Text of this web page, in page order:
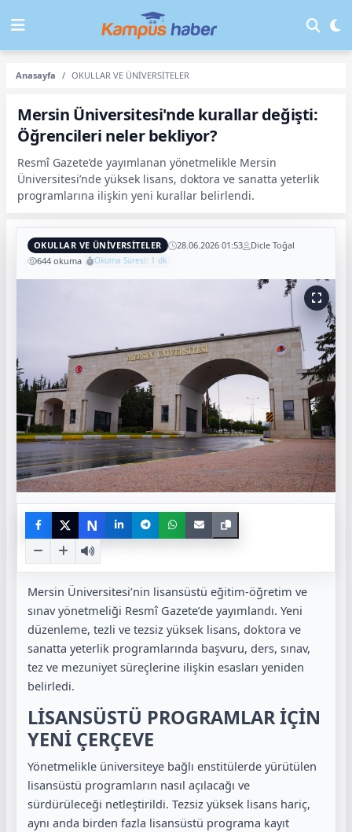
Anasayfa OKULLAR VE ÜNİVERSİTELER
Mersin Üniversitesi'nde kurallar değişti:
Öğrencileri neler bekliyor?
Resmî Gazete’de yayımlanan yönetmelikle Mersin
Üniversitesi’nde yüksek lisans, doktora ve sanatta yeterlik
programlarına ilişkin yeni kurallar belirlendi.
OKULLAR VE ÜNİVERSİTELER 28.06.2026 01:53
Dicle Toğal
644 okuma
Okuma Süresi: 1 dk
N
Mersin Üniversitesi’nin lisansüstü eğitim-öğretim ve
sınav yönetmeliği Resmî Gazete’de yayımlandı. Yeni
düzenleme, tezli ve tezsiz yüksek lisans, doktora ve
sanatta yeterlik programlarında başvuru, ders, sınav,
tez ve mezuniyet süreçlerine ilişkin esasları yeniden
belirledi.
LİSANSÜSTÜ PROGRAMLAR İÇİN
YENİ ÇERÇEVE
Yönetmelikle üniversiteye bağlı enstitülerde yürütülen
lisansüstü programların nasıl açılacağı ve
sürdürüleceği netleştirildi. Tezsiz yüksek lisans hariç,
aynı anda birden fazla lisansüstü programa kayıt